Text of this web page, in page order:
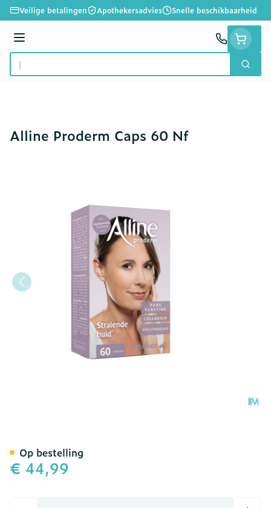
Ga naar de inhoud
Veilige betalingen Apothekersadvies Snelle beschikbaarheid
Menu
Product, merk, categorie...
Zoek
Alline Proderm Caps 60 Nf
€ 44,99
Op bestelling